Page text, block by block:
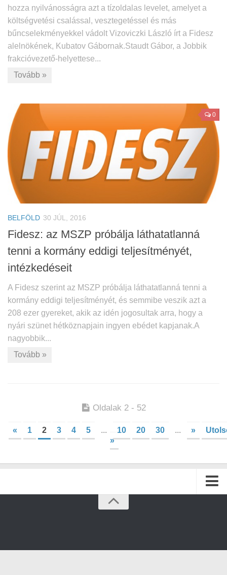
hozza nyilvánosságra azt a tízoldalas levelet, amelyet a
költségvetési csalással, vesztegetéssel és más
bűncselekményekkel vádolt Vizoviczki László írt a Fidesz
alelnökének, Kubatov Gábornak.Staudt Gábor, a Jobbik
frakcióvezető-helyettese...
Tovább »
0
BELFÖLD 30 JÚL, 2016
Fidesz: az MSZP próbálja láthatatlanná
tenni a kormány eddigi teljesítményét,
intézkedéseit
A Fidesz szerint az MSZP próbálja láthatatlanná tenni a
kormány eddigi teljesítményét, és semmibe veszik azt a
208 ezer gyereket, akik az idén jogosultak arra, hogy a
nyári szünet hétköznapjain ingyen ebédet kapjanak.A
nagyobbik...
Tovább »
Oldalak 2 - 52
« 1 2 3 4 5 ... 10 20 30 ... »
»